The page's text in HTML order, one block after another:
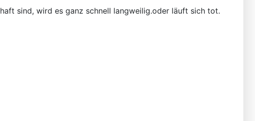
sind, wird es ganz schnell langweilig.oder läuft sich tot.